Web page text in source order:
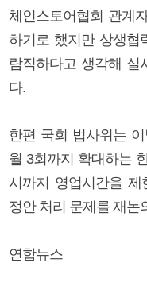
체인스토어협회 관계
하기로 했지만 상생협
람직하다고 생각해 실
다.
한편 국회 법사위는
월 3회까지 확대하는
시까지 영업시간을
정안 처리 문제를 재논
연합뉴스